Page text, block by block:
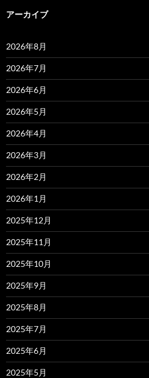
アーカイブ
2026年8月
2026年7月
2026年6月
2026年5月
2026年4月
2026年3月
2026年2月
2026年1月
2025年12月
2025年11月
2025年10月
2025年9月
2025年8月
2025年7月
2025年6月
2025年5月